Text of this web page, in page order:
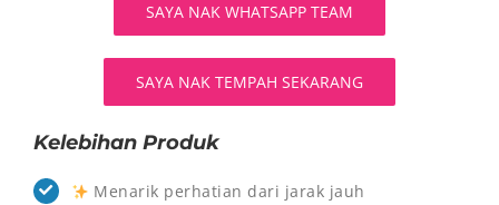
SAYA NAK WHATSAPP TEAM
SAYA NAK TEMPAH SEKARANG
Kelebihan Produk
Menarik perhatian dari jarak jauh